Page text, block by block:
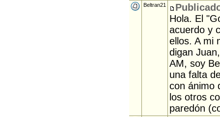
Beltran21
Hola. El
acuerdo y
ellos. A mi
digan
AM, soy
una falta
con ánimo
los otros
paredón